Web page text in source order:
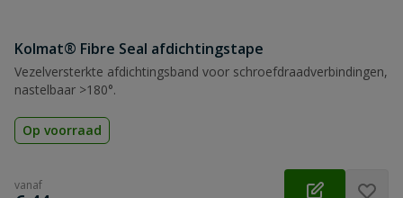
Kolmat® Fibre Seal afdichtingstape
Vezelversterkte afdichtingsband voor schroefdraadverbindingen,
nastelbaar >180°.
Op voorraad
vanaf